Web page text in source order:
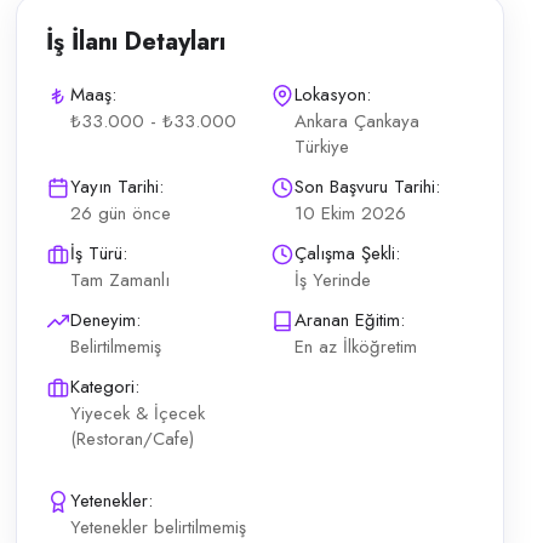
(gönüllük veya sigortasız çalışma YOK) Görüşmeler yüz
İş İlanı Detayları
Maaş:
₺33.000 - ₺33.000
Lokasyon:
Ankara Çankaya
Türkiye
Yayın Tarihi:
26 gün önce
Son Başvuru Tarihi:
10 Ekim 2026
İş Türü:
Tam Zamanlı
Çalışma Şekli:
İş Yerinde
Deneyim:
Belirtilmemiş
Aranan Eğitim:
En az İlköğretim
Kategori:
Yiyecek & İçecek
(Restoran/Cafe)
Yetenekler:
Yetenekler belirtilmemiş